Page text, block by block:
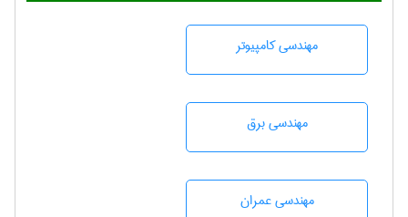
مهندسی كامپيوتر
مهندسی برق
مهندسی عمران